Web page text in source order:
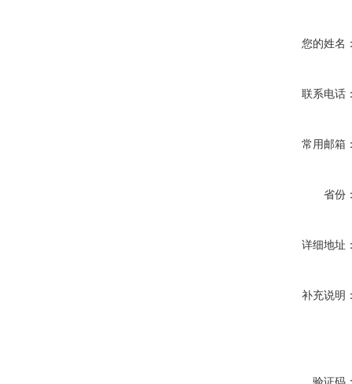
您的姓名
联系电话
常用邮箱
省份
详细地址
补充说明